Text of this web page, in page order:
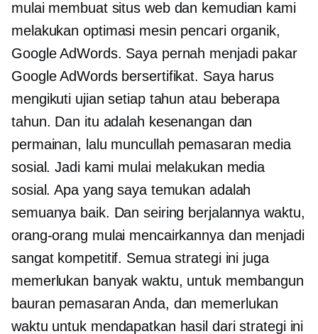
mulai membuat situs web dan kemudian kami
melakukan optimasi mesin pencari organik,
Google AdWords. Saya pernah menjadi pakar
Google AdWords bersertifikat. Saya harus
mengikuti ujian setiap tahun atau beberapa
tahun. Dan itu adalah kesenangan dan
permainan, lalu muncullah pemasaran media
sosial. Jadi kami mulai melakukan media
sosial. Apa yang saya temukan adalah
semuanya baik. Dan seiring berjalannya waktu,
orang-orang mulai mencairkannya dan menjadi
sangat kompetitif. Semua strategi ini juga
memerlukan banyak waktu, untuk membangun
bauran pemasaran Anda, dan memerlukan
waktu untuk mendapatkan hasil dari strategi ini